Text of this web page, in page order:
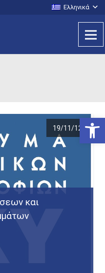
Ελληνικά
19/11/12
και